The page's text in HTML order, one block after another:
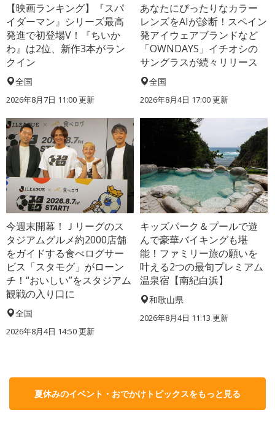
【映画ランキング】『スパ
イダーマン』シリーズ最高
発進で初登場V！『ちいか
わ』は2位、新作3本がラン
クイン
全国
2026年8月7日 11:00更新
あなたにぴったりなカラー
レンズをAIが診断！スペイン
発アイウェアブランドなど
「OWNDAYS」イチオシの
サングラスが続々リリース
全国
2026年8月4日 17:00更新
今週末開幕！Ｊリーグのス
タジアムグルメ約2000店舗
をガイドする食べログサー
ビス「スタモグ」がローン
チ！“おいしい”をスタジアム
観戦の入り口に
全国
2026年8月4日 14:50更新
キッズパーク＆プールで遊
んで豪華バイキングも堪
能！ファミリー旅の願いを
叶える2つの最旬プレミアム
温泉宿【南紀白浜】
和歌山県
2026年8月4日 11:13 更新
夏休みのイベント・おでかけトピックスをもっと見る